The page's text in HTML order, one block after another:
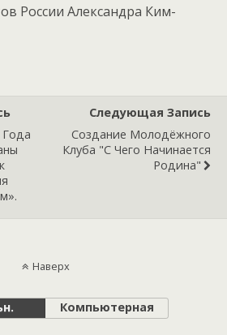
России Александра Ким-
Следующая Запись
Cоздание Молодёжного
Клуба "с Чего Начинается
Родина"
Наверх
Компьютерная